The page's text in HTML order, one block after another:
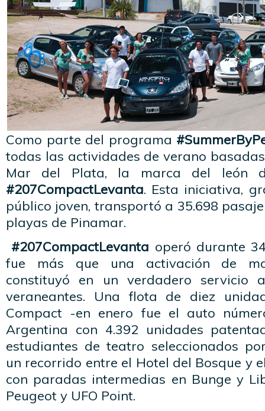
Como parte del programa
todas las actividades de verano
Mar del Plata, la marca del león
#207CompactLevanta. Esta iniciativa,
público joven, transportó a 35.698
playas de Pinamar.
#207CompactLevanta operó durante
fue más que una activación de
constituyó en un verdadero servicio
veraneantes. Una flota de diez
Compact -en enero fue el auto
Argentina con 4.392 unidades
estudiantes de teatro seleccionados
un recorrido entre el Hotel del Bosque y
con paradas intermedias en Bunge y
Peugeot y UFO Point.